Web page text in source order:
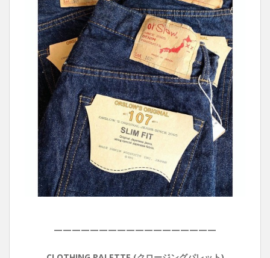
——————————————————